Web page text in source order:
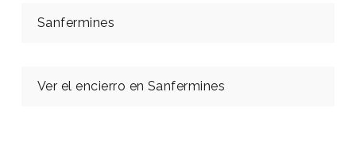
Sanfermines
Ver el encierro en Sanfermines